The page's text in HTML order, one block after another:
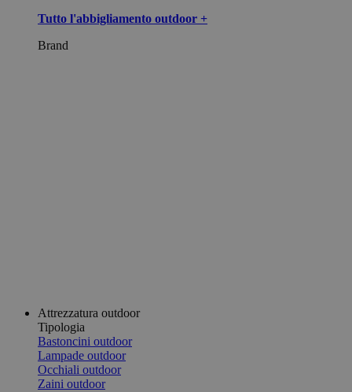
Tutto l'abbigliamento outdoor +
Brand
Attrezzatura outdoor
Tipologia
Bastoncini outdoor
Lampade outdoor
Occhiali outdoor
Zaini outdoor